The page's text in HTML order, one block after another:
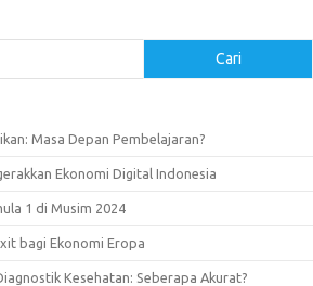
Cari
Masa Depan Pembelajaran?
Ekonomi Digital Indonesia
1 di Musim 2024
bagi Ekonomi Eropa
Kesehatan: Seberapa Akurat?